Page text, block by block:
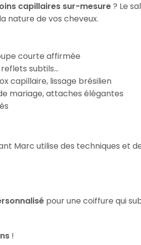
capillaires sur-mesure? Le
nature de vos cheveux.
courte affirmée
subtils…
capillaire, lissage brésilien
mariage, attaches élégantes
Marc utilise des techniques et
pour une coiffure qui
!